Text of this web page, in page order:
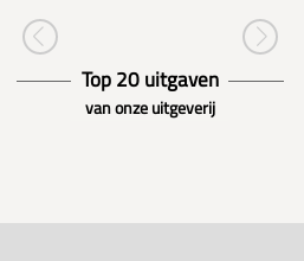
Top 20 uitgaven
van onze uitgeverij